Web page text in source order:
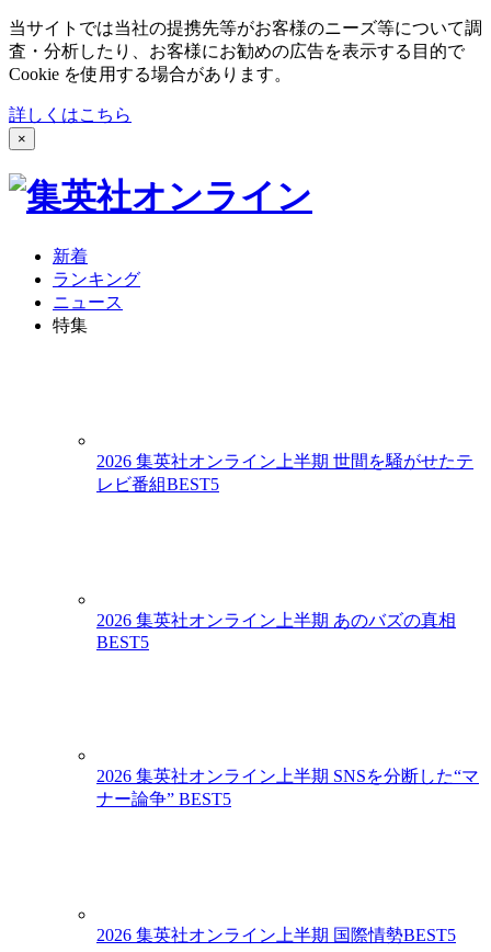
当サイトでは当社の提携先等がお客様のニーズ等について調
査・分析したり、お客様にお勧めの広告を表示する目的で
Cookie を使用する場合があります。
詳しくはこちら
×
新着
ランキング
ニュース
特集
2026 集英社オンライン上半期 世間を騒がせたテ
レビ番組BEST5
2026 集英社オンライン上半期 あのバズの真相
BEST5
2026 集英社オンライン上半期 SNSを分断した“マ
ナー論争” BEST5
2026 集英社オンライン上半期 国際情勢BEST5